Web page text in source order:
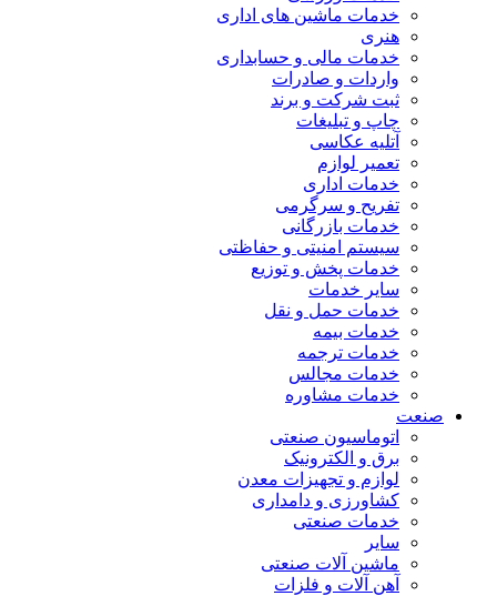
خدمات ماشین های اداری
هنری
خدمات مالی و حسابداری
واردات و صادرات
ثبت شرکت و برند
چاپ و تبلیغات
آتلیه عکاسی
تعمیر لوازم
خدمات اداری
تفریح و سرگرمی
خدمات بازرگانی
سیستم امنیتی و حفاظتی
خدمات پخش و توزیع
سایر خدمات
خدمات حمل و نقل
خدمات بیمه
خدمات ترجمه
خدمات مجالس
خدمات مشاوره
صنعت
اتوماسیون صنعتی
برق و الکترونیک
لوازم و تجهیزات معدن
کشاورزی و دامداری
خدمات صنعتی
سایر
ماشین آلات صنعتی
آهن آلات و فلزات